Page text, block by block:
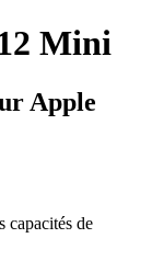
Mini
Apple
capacités de